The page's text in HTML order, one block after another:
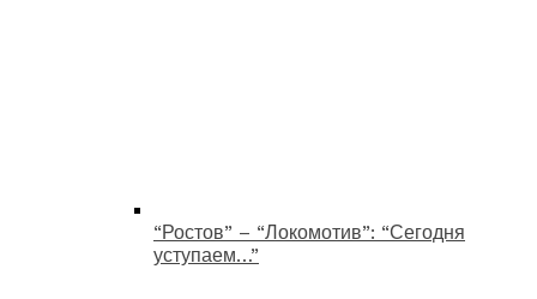
“Ростов” – “Локомотив”: “Сегодня
уступаем…”